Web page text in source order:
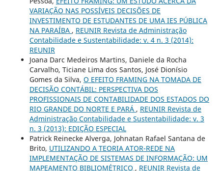
VARIAÇÃO NAS POSSÍVEIS DECISÕES DE
INVESTIMENTO DE ESTUDANTES DE UMA IES PÚBLICA
NA PARAÍBA , REUNIR Revista de Administração
Contabilidade e Sustentabilidade: v. 4 n. 3 (2014):
REUNIR
Joana Darc Medeiros Martins, Daniele da Rocha
Carvalho, Ticiane Lima dos Santos, José Dionísio
Gomes da Silva, O EFEITO FRAMING NA TOMADA DE
DECISÃO CONTÁBIL: PERSPECTIVA DOS
PROFISSIONAIS DE CONTABILIDADE DOS ESTADOS DO
RIO GRANDE DO NORTE E PARÁ , REUNIR Revista de
Administração Contabilidade e Sustentabilidade: v. 3
n. 3 (2013): EDIÇÃO ESPECIAL
Patrick Reinecke Alverga, Johnatan Rafael Santana de
Brito, UTILIZANDO A TEORIA ATOR-REDE NA
IMPLEMENTAÇÃO DE SISTEMAS DE INFORMAÇÃO: UM
MAPEAMENTO BIBLIOMÉTRICO , REUNIR Revista de